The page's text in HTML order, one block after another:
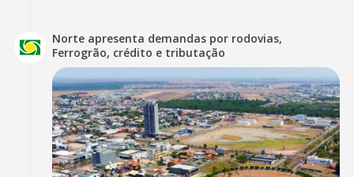
Norte apresenta demandas por rodovias,
Ferrogrão, crédito e tributação